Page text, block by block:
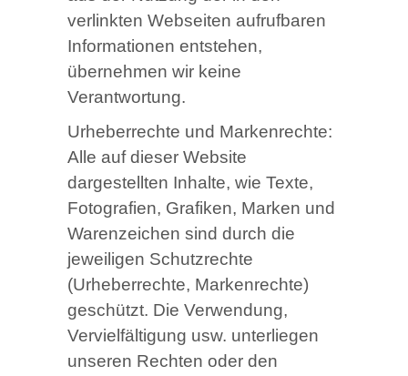
verlinkten Webseiten aufrufbaren
Informationen entstehen,
übernehmen wir keine
Verantwortung.
Urheberrechte und Markenrechte:
Alle auf dieser Website
dargestellten Inhalte, wie Texte,
Fotografien, Grafiken, Marken und
Warenzeichen sind durch die
jeweiligen Schutzrechte
(Urheberrechte, Markenrechte)
geschützt. Die Verwendung,
Vervielfältigung usw. unterliegen
unseren Rechten oder den